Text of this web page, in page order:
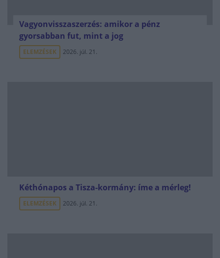
Vagyonvisszaszerzés: amikor a pénz
gyorsabban fut, mint a jog
ELEMZÉSEK 2026. júl. 21.
Kéthónapos a Tisza-kormány: íme a mérleg!
ELEMZÉSEK 2026. júl. 21.